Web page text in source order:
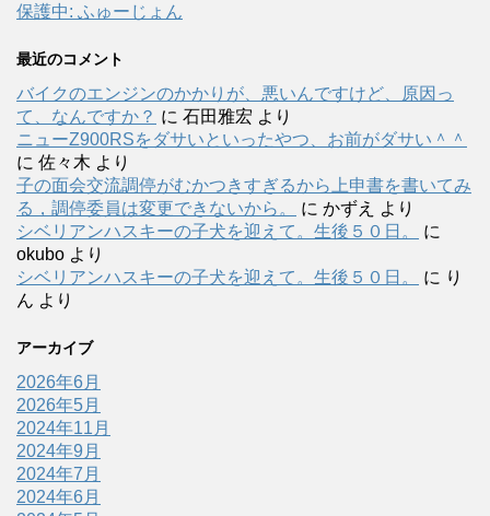
保護中: ふゅーじょん
最近のコメント
バイクのエンジンのかかりが、悪いんですけど、原因っ
て、なんですか？ に 石田雅宏 より
ニューZ900RSをダサいといったやつ、お前がダサい＾＾
に 佐々木 より
子の面会交流調停がむかつきすぎるから上申書を書いてみ
る，調停委員は変更できないから。
に かずえ
より
シベリアンハスキーの子犬を迎えて。生後５０日。
に
okubo より
シベリアンハスキーの子犬を迎えて。生後５０日。
に り
ん より
アーカイブ
2026年6月
2026年5月
2024年11月
2024年9月
2024年7月
2024年6月